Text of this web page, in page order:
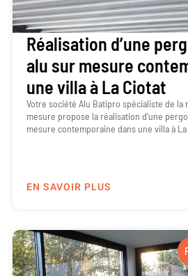
Réalisation d’une
alu sur mesure
une villa à La Ciotat
Votre société Alu Batipro spécialiste de la
mesure propose la réalisation d’une
mesure contemporaine dans une villa à
EN SAVOIR PLUS